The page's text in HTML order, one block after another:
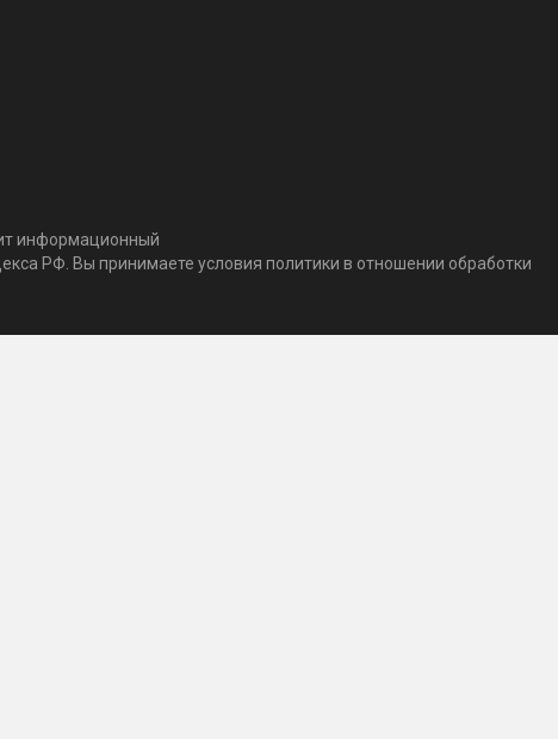
информационный
РФ. Вы принимаете условия политики в отношении обработки